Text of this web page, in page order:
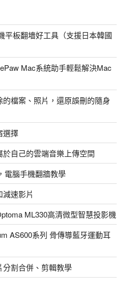
平板翻墻好工具（支援日本韓國
Mac系統助手輕鬆解決Mac
檔案、照片，還原誤刪的隨身
選擇
自己的雲端音樂上傳空間
電腦手機翻牆教學
速影片
ML330高清微型智慧投影機
AS600系列 骨傳導藍牙運動耳
割合併、剪輯教學